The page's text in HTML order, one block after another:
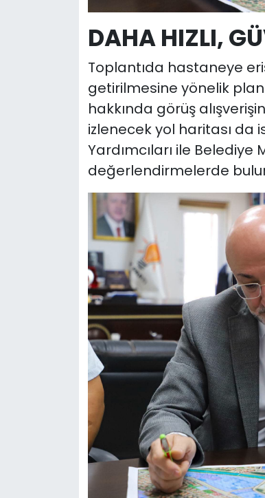
DAHA HIZLI,
Toplantıda hastaneye
getirilmesine yönelik
hakkında görüş
izlenecek yol haritası da
Yardımcıları ile
değerlendirmelerde